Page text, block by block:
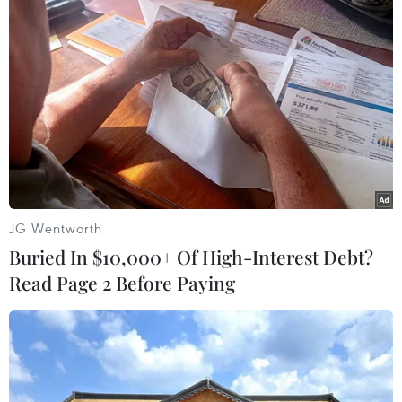
C.
Nam Bộ chiều tối có mưa, mưa vừa, có nơi mưa
to và rải rác có dông. Gió Đông Bắc cấp 2-3. Độ
ẩm từ 65-99%. Nhiệt độ từ 23-26 độ C./.
(TTXVN/Vietnam+)
JG Wentworth
Buried In $10,000+ Of High-Interest Debt?
Read Page 2 Before Paying